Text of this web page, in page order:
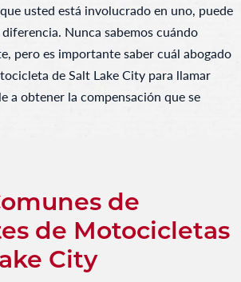
usted está involucrado en uno, puede
Nunca sabemos cuándo
pero es importante saber cuál abogado
de Salt Lake City para llamar
a obtener la compensación que se
de
de Motocicletas
City